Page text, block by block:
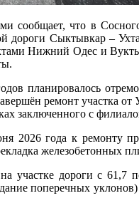
сообщает, что в
дороги Сыктывкар –
Нижний Одес и
планировалось
ремонт участка
заключенного с
2026 года к ремонту
железобетонных
участке дороги с
поперечных